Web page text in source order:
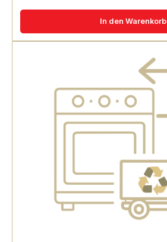
In den Warenkorb